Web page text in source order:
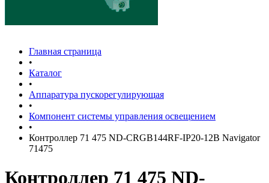
Главная страница
•
Каталог
•
Аппаратура пускорегулирующая
•
Компонент системы управления освещением
•
Контроллер 71 475 ND-CRGB144RF-IP20-12В Navigator
71475
Контроллер 71 475 ND-